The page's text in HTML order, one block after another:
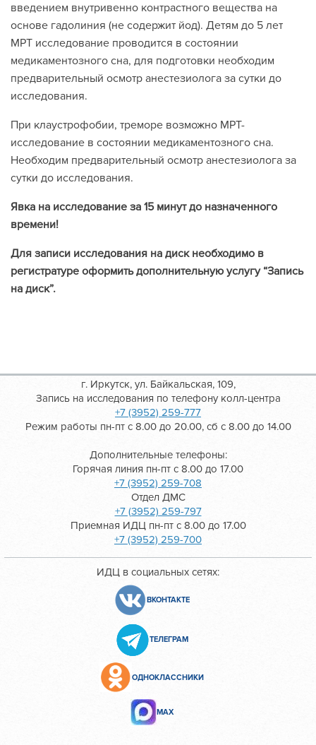
введением внутривенно контрастного вещества на
основе гадолиния (не содержит йод). Детям до 5 лет
МРТ исследование проводится в состоянии
медикаментозного сна, для подготовки необходим
предварительный осмотр анестезиолога за сутки до
исследования.
При клаустрофобии, треморе возможно МРТ-
исследование в состоянии медикаментозного сна.
Необходим предварительный осмотр анестезиолога за
сутки до исследования.
Явка на исследование за 15 минут до назначенного
времени!
Для записи исследования на диск необходимо в
регистратуре оформить дополнительную услугу “Запись
на диск”.
г. Иркутск, ул. Байкальская, 109,
Запись на исследования по телефону колл-центра
+7 (3952) 259-777
Режим работы пн-пт с 8.00 до 20.00, сб с 8.00 до 14.00
Дополнительные телефоны:
Горячая линия пн-пт с 8.00 до 17.00
+7 (3952) 259-708
Отдел ДМС
+7 (3952) 259-797
Приемная ИДЦ пн-пт с 8.00 до 17.00
+7 (3952) 259-700
ИДЦ в социальных сетях:
ВКОНТАКТЕ
ТЕЛЕГРАМ
ОДНОКЛАССНИКИ
МАХ